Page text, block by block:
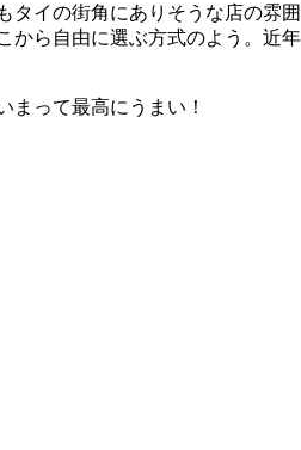
タイの街角にありそうな店の雰囲
から自由に選ぶ方式のよう。近年
って最高にうまい！